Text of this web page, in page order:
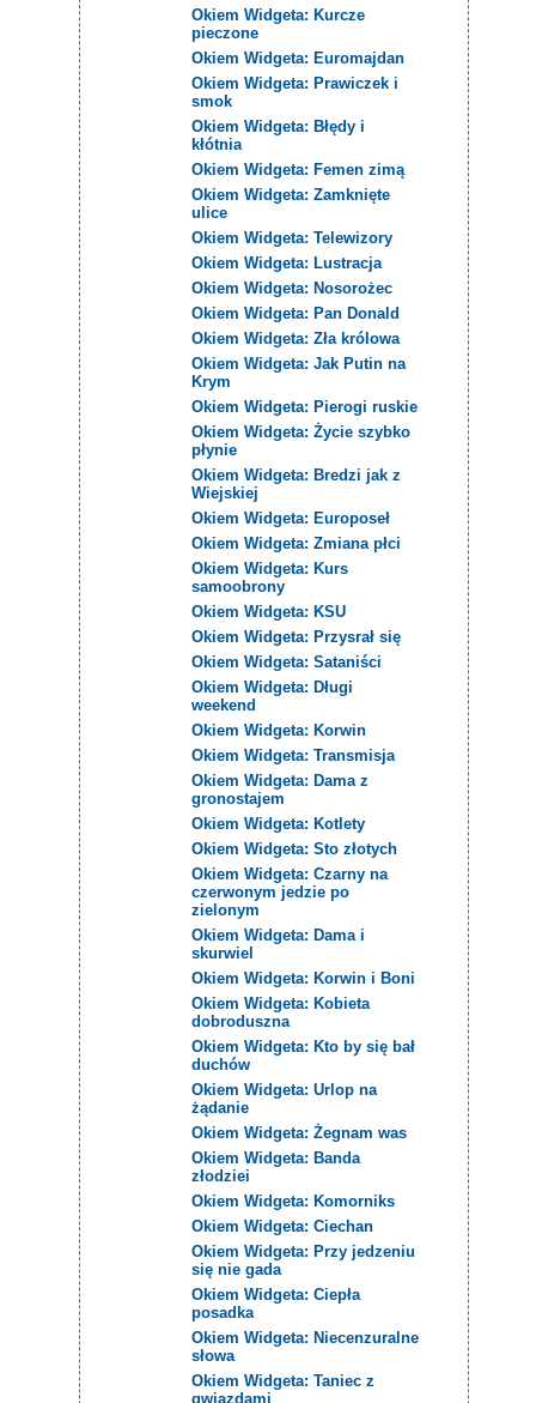
Okiem Widgeta: Kurcze
pieczone
Okiem Widgeta: Euromajdan
Okiem Widgeta: Prawiczek i
smok
Okiem Widgeta: Błędy i
kłótnia
Okiem Widgeta: Femen zimą
Okiem Widgeta: Zamknięte
ulice
Okiem Widgeta: Telewizory
Okiem Widgeta: Lustracja
Okiem Widgeta: Nosorożec
Okiem Widgeta: Pan Donald
Okiem Widgeta: Zła królowa
Okiem Widgeta: Jak Putin na
Krym
Okiem Widgeta: Pierogi ruskie
Okiem Widgeta: Życie szybko
płynie
Okiem Widgeta: Bredzi jak z
Wiejskiej
Okiem Widgeta: Europoseł
Okiem Widgeta: Zmiana płci
Okiem Widgeta: Kurs
samoobrony
Okiem Widgeta: KSU
Okiem Widgeta: Przysrał się
Okiem Widgeta: Sataniści
Okiem Widgeta: Długi
weekend
Okiem Widgeta: Korwin
Okiem Widgeta: Transmisja
Okiem Widgeta: Dama z
gronostajem
Okiem Widgeta: Kotlety
Okiem Widgeta: Sto złotych
Okiem Widgeta: Czarny na
czerwonym jedzie po
zielonym
Okiem Widgeta: Dama i
skurwiel
Okiem Widgeta: Korwin i Boni
Okiem Widgeta: Kobieta
dobroduszna
Okiem Widgeta: Kto by się bał
duchów
Okiem Widgeta: Urlop na
żądanie
Okiem Widgeta: Żegnam was
Okiem Widgeta: Banda
złodziei
Okiem Widgeta: Komorniks
Okiem Widgeta: Ciechan
Okiem Widgeta: Przy jedzeniu
się nie gada
Okiem Widgeta: Ciepła
posadka
Okiem Widgeta: Niecenzuralne
słowa
Okiem Widgeta: Taniec z
gwiazdami